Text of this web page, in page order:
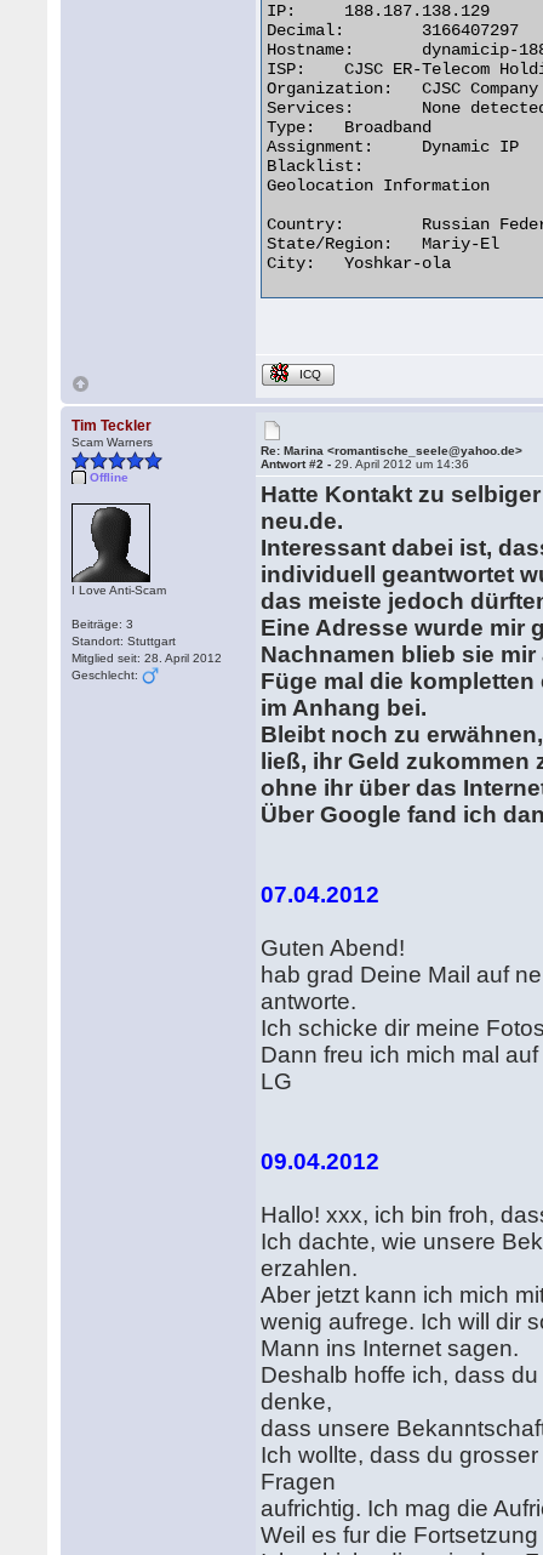
IP:	188.187.138.129
Decimal:	3166407297
Hostname:	dynamicip-188-187-138-129.pppoe.yola.ertelecom.ru
ISP:	CJSC ER-Telecom Holding
Organization:	CJSC Company ER-Telecom Yoshkar-Ola
Services:	None detected
Type:	Broadband
Assignment:	Dynamic IP
Blacklist:
Geolocation Information
Country:	Russian Federation
State/Region:	Mariy-El
City:	Yoshkar-ola
ICQ
Tim Teckler
Scam Warners
Offline
I Love Anti-Scam
Beiträge: 3
Standort: Stuttgart
Mitglied seit: 28. April 2012
Geschlecht:
Re: Marina <romantische_seele@yahoo.de>
Antwort #2 -29. April 2012 um 14:36
Hatte Kontakt zu
neu.de.
Interessant dabei ist,
individuell geantwortet
das meiste jedoch
Eine Adresse wurde mir
Nachnamen blieb sie
Füge mal die
im Anhang bei.
Bleibt noch zu
ließ, ihr Geld zukommen
ohne ihr über das
Über Google fand ich
07.04.2012
Guten Abend!
hab grad Deine Mail auf
antworte.
Ich schicke dir meine
Dann freu ich mich mal
LG
09.04.2012
Hallo! xxx, ich bin froh,
Ich dachte, wie unsere
erzahlen.
Aber jetzt kann ich mich
wenig aufrege. Ich will dir
Mann ins Internet sagen.
Deshalb hoffe ich, dass
denke,
dass unsere
Ich wollte, dass du
Fragen
aufrichtig. Ich mag die
Weil es fur die